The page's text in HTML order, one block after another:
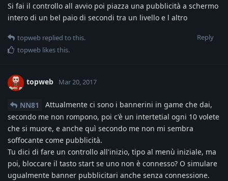
Si fai il controllo all avvio poi piazza una pubblicità a schermo
intero di un bel paio di secondi tra un livello e l altro
Reply
topweb replied to this.
topweb likes this.
topweb Mar 20, 2017
NN81
Attualmente ci sono i bannerini in game che dai,
secondo me non rompono, poi c'è un intertetial ogni 10 volete
che si muore, e anche quì secondo me non mi sembra
soffocante come pubblicità.
Tu dici di fare un controllo all'inizio, tipo al menù iniziale, ma
poi, bloccare il tasto start se uno non è connesso? O simulare
ugualmente banner pubblicitari anche senza connessione.